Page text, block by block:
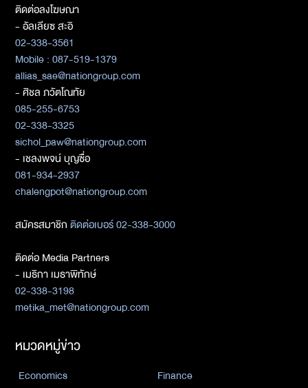
ติดต่อลงโฆษณา
- อัลเลียซ สะอิ
02-338-3561
Mobile : 087-519-1379
allias_sae@nationgroup.com
- ศิชล ภวัตโณทัย
085-255-6753
02-338-3325
sichol_paw@nationgroup.com
- เชลงพจน์ บุญซื่อ
081-934-2937
chalengpot@nationgroup.com
สมัครสมาชิกติดต่อเบอร์ 02-338-3000
ติดต่อ Media Partners
- เมธิกา เมธาพิทักษ์
02-338-3198
metika_met@nationgroup.com
หมวดหมู่ข่าว
Economics
Finance